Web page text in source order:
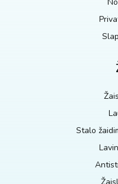
Stalo